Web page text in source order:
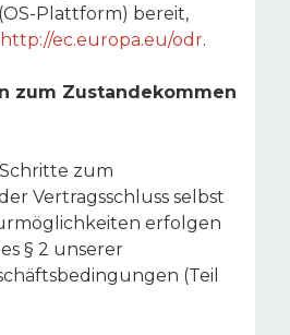
Plattform) bereit,
http://ec.europa.eu/odr.
zum Zustandekommen
zum
Vertragsschluss selbst
erfolgen
§ 2 unserer
(Teil